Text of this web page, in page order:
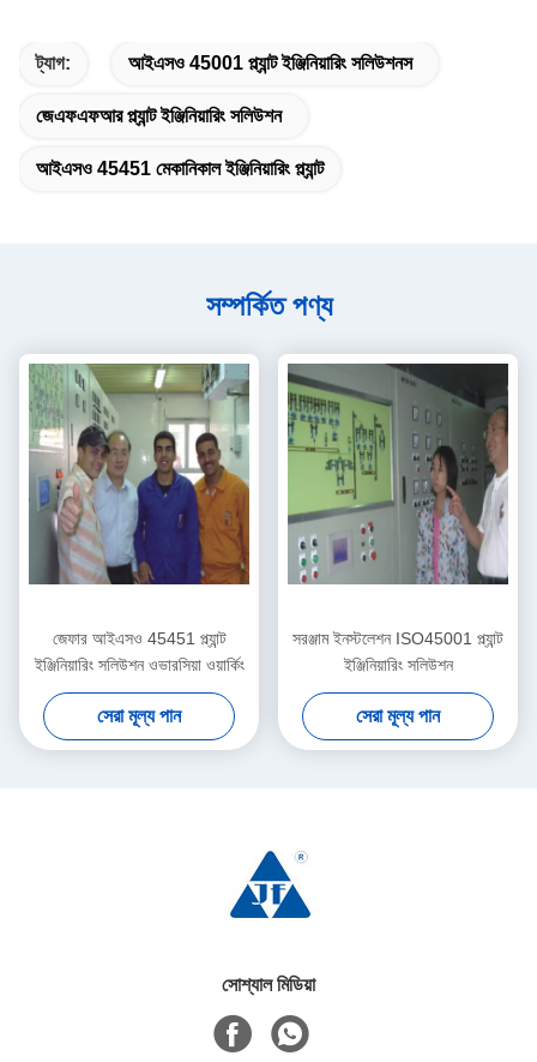
ট্যাগ: আইএসও 45001 প্ল্যান্ট ইঞ্জিনিয়ারিং সলিউশনস
জেএফএফআর প্ল্যান্ট ইঞ্জিনিয়ারিং সলিউশন
আইএসও 45451 মেকানিকাল ইঞ্জিনিয়ারিং প্ল্যান্ট
সম্পর্কিত পণ্য
জেফার আইএসও 45451 প্ল্যান্ট
ইঞ্জিনিয়ারিং সলিউশন ওভারসিয়া ওয়ার্কিং
সেরা মূল্য পান
সরঞ্জাম ইনস্টলেশন ISO45001 প্ল্যান্ট
ইঞ্জিনিয়ারিং সলিউশন
সেরা মূল্য পান
সোশ্যাল মিডিয়া